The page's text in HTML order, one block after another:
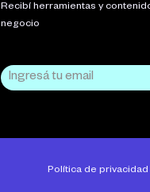
Recibí herramientas y
negocio
Política de privacidad